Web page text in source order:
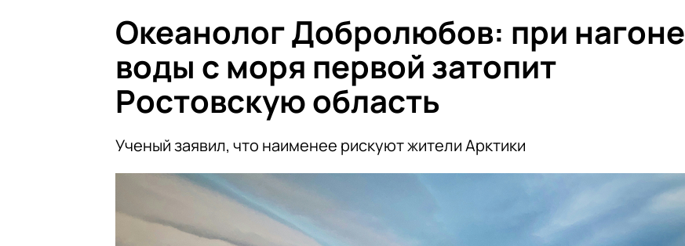
Океанолог Добролюбов: при нагоне
воды с моря первой затопит
Ростовскую область
Ученый заявил, что наименее рискуют жители Арктики